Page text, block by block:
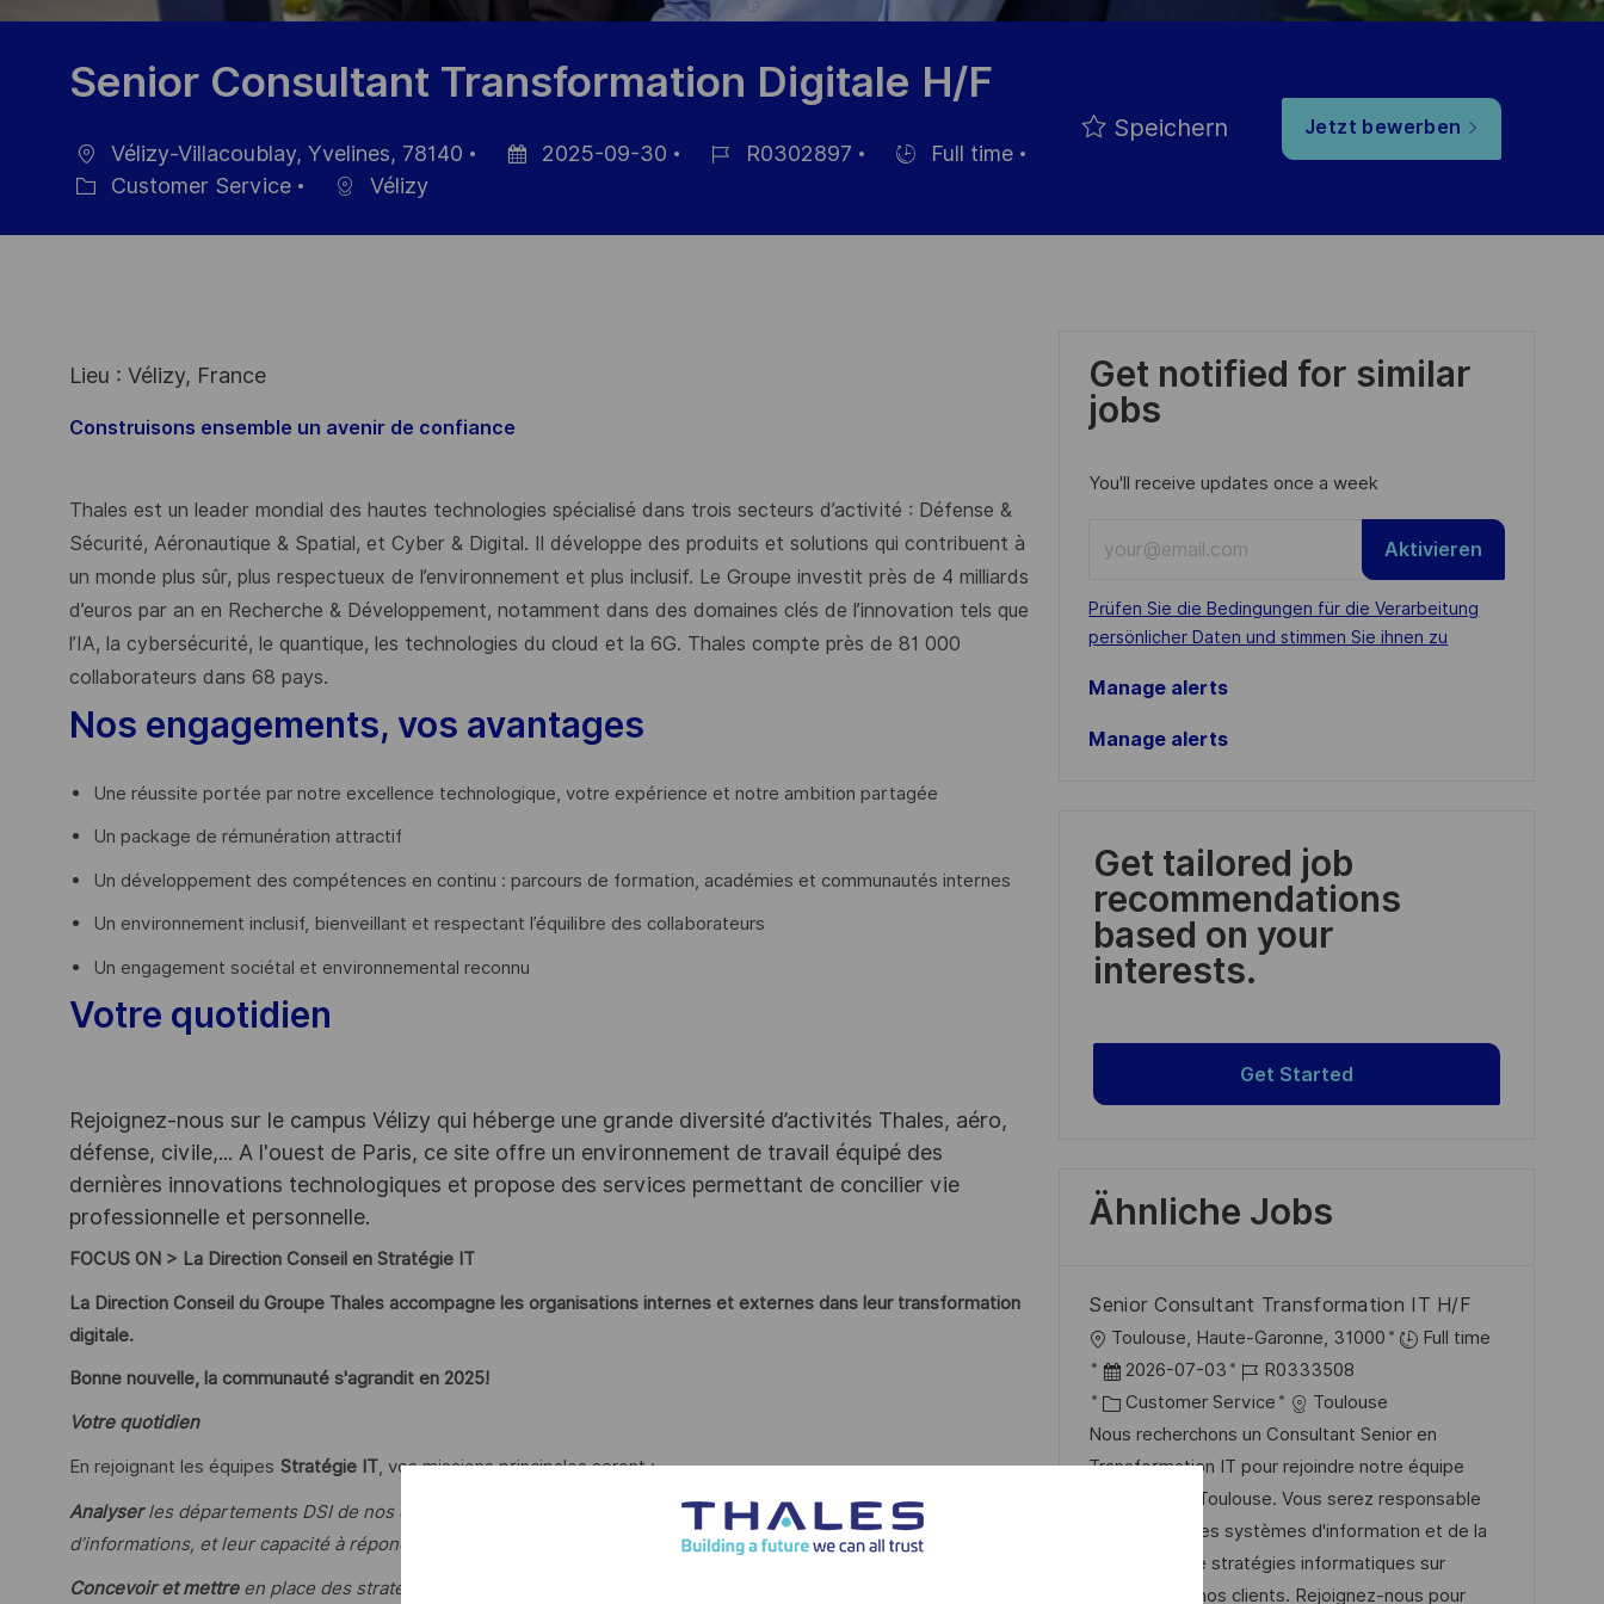
Senior Consultant Transformation Digitale H/F
Ort
Vélizy-Villacoublay, Yvelines, 78140
Veröffentlichung
2025-09-30
R0302897
Full time
Customer Service Vélizy
Speichern Jetzt bewerben
Lieu : Vélizy, France
Construisons ensemble un avenir de confiance
Thales est un leader mondial des hautes technologies spécialisé dans trois secteurs d’activité : Défense &
Sécurité, Aéronautique & Spatial, et Cyber & Digital. Il développe des produits et solutions qui contribuent à
un monde plus sûr, plus respectueux de l’environnement et plus inclusif. Le Groupe investit près de 4 milliards
d’euros par an en Recherche & Développement, notamment dans des domaines clés de l’innovation tels que
l’IA, la cybersécurité, le quantique, les technologies du cloud et la 6G. Thales compte près de 81 000
collaborateurs dans 68 pays.
Nos engagements, vos avantages
Une réussite portée par notre excellence technologique, votre expérience et notre ambition partagée
Un package de rémunération attractif
Un développement des compétences en continu : parcours de formation, académies et communautés internes
Un environnement inclusif, bienveillant et respectant l’équilibre des collaborateurs
Un engagement sociétal et environnemental reconnu
Votre quotidien
Rejoignez-nous sur le campus Vélizy qui héberge une grande diversité d’activités Thales, aéro,
défense, civile,... A l'ouest de Paris, ce site offre un environnement de travail équipé des
dernières innovations technologiques et propose des services permettant de concilier vie
professionnelle et personnelle.
FOCUS ON > La Direction Conseil en Stratégie IT
La Direction Conseil du Groupe Thales accompagne les organisations internes et externes dans leur transformation
digitale.
Bonne nouvelle, la communauté s'agrandit en 2025!
Votre quotidien
En rejoignant les équipes Stratégie IT, vos missions principales seront :
Analyser les départements DSI de nos clients pour évaluer leurs structures, leurs processus, leurs systèmes
d’informations, et leur capacité à répondre aux enjeux stratégiques et environnementaux des métiers.
Concevoir et mettre en place des stratégies informatiques sur mesure, incluant des feuilles de route
Get notified for similar
jobs
You'll receive updates once a week
Email
address
(Required)
Required
Prüfen Sie die Bedingungen für die Verarbeitung
persönlicher Daten und stimmen Sie ihnen zu
Aktivieren
Manage alerts
Manage alerts
Get tailored job
recommendations
based on your
interests.
Get Started
Ähnliche Jobs
Senior Consultant Transformation IT H/F
O
r
t
Toulouse, Haute-Garonne, 31000
Full time
D
a
t
u
2026-07-03
J
o
b
-
I
D
R0333508
K
a
t
Customer Service
Toulouse
Nous recherchons un Consultant Senior en
Transformation IT pour rejoindre notre équipe
dynamique à Toulouse. Vous serez responsable
de l'analyse des systèmes d'information et de la
conception de stratégies informatiques sur
mesure pour nos clients. Rejoignez-nous pour